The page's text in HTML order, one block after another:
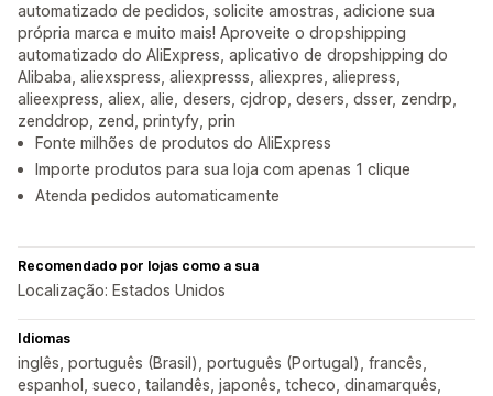
automatizado de pedidos, solicite amostras, adicione sua
própria marca e muito mais! Aproveite o dropshipping
automatizado do AliExpress, aplicativo de dropshipping do
Alibaba, aliexspress, aliexpresss, aliexpres, aliepress,
alieexpress, aliex, alie, desers, cjdrop, desers, dsser, zendrp,
zenddrop, zend, printyfy, prin
Fonte milhões de produtos do AliExpress
Importe produtos para sua loja com apenas 1 clique
Atenda pedidos automaticamente
Recomendado por lojas como a sua
Localização: Estados Unidos
Idiomas
inglês, português (Brasil), português (Portugal), francês,
espanhol, sueco, tailandês, japonês, tcheco, dinamarquês,